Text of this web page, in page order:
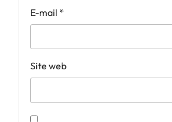
E-mail *
Site web